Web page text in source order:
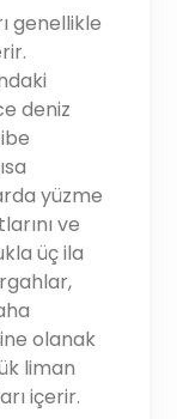
genellikle
deniz
yüzme
ve
üç ila
olanak
liman
içerir.